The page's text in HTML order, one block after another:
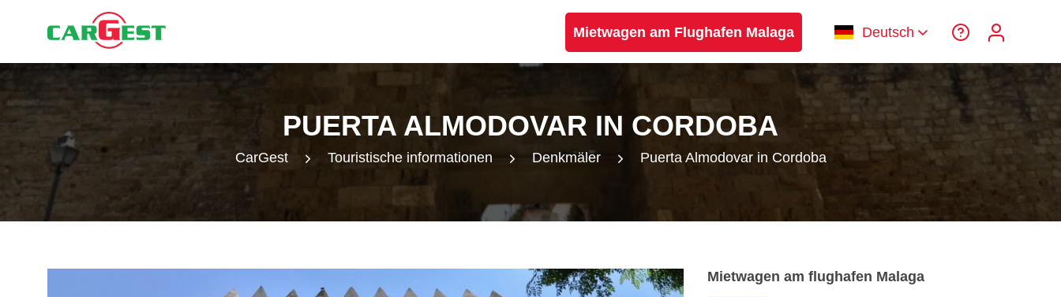
Mietwagen am Flughafen Malaga Deutsch
PUERTA ALMODOVAR IN CORDOBA
CarGest Touristische informationen Denkmäler Puerta Almodovar in Cordoba
Mietwagen am flughafen Malaga